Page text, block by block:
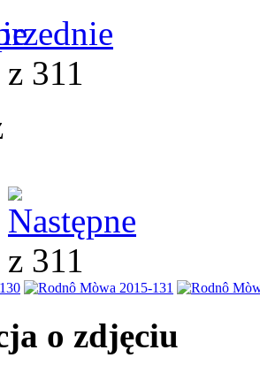
311
311
o zdjęciu